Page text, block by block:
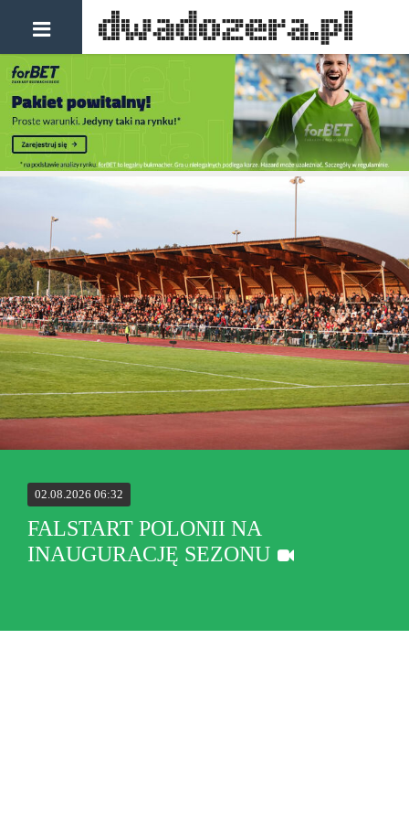
02.08.2026 06:32
FALSTART POLONII NA
INAUGURACJĘ SEZONU